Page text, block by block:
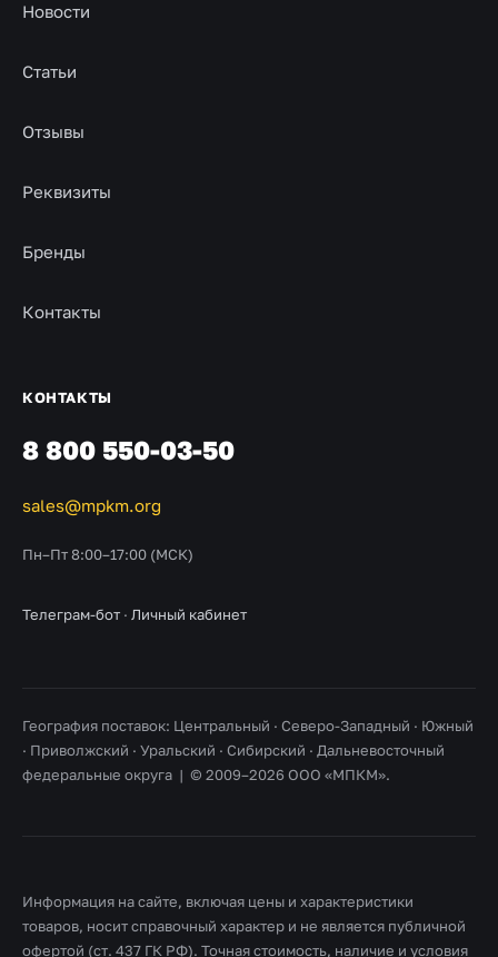
Новости
Статьи
Отзывы
Реквизиты
Бренды
Контакты
КОНТАКТЫ
8 800 550-03-50
sales@mpkm.org
Пн–Пт 8:00–17:00 (МСК)
Телеграм-бот · Личный кабинет
География поставок: Центральный · Северо-Западный · Южный
· Приволжский · Уральский · Сибирский · Дальневосточный
федеральные округа | © 2009–2026 ООО «МПКМ».
Информация на сайте, включая цены и характеристики
товаров, носит справочный характер и не является публичной
офертой (ст. 437 ГК РФ). Точная стоимость, наличие и условия